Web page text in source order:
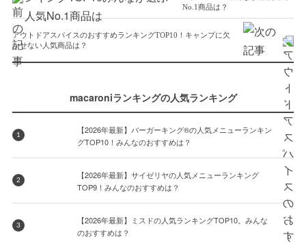
No.1商品は？
アウトドアスパイスのおすすめランキングTOP10！キャンプに欠
かせない人気商品は？
macaroniランキングの人気ランキング
1
【2026年最新】バーガーキング®の人気メニューランキン
グTOP10！みんなのおすすめは？
2
【2026年最新】サイゼリヤの人気メニューランキング
TOP9！みんなのおすすめは？
3
【2026年最新】ミスドの人気ランキングTOP10。みんな
のおすすめは？